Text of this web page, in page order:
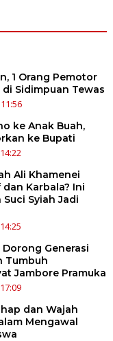
1 Orang Pemotor
Sidimpuan Tewas
ke Anak Buah,
ke Bupati
Ali Khamenei
Karbala? Ini
Syiah Jadi
Generasi
Tumbuh
Jambore Pramuka
dan Wajah
Mengawal